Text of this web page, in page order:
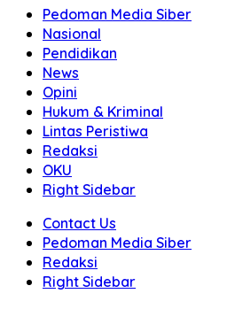
Pedoman Media Siber
Nasional
Pendidikan
News
Opini
Hukum & Kriminal
Lintas Peristiwa
Redaksi
OKU
Right Sidebar
Contact Us
Pedoman Media Siber
Redaksi
Right Sidebar